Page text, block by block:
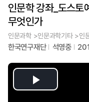
인문학 강좌_도스토
무엇인가
인문과학 >인문과학기타 >인
한국연구재단 석영중
Play